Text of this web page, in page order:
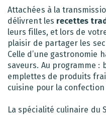
Attachées à la
délivrent les recettes
leurs filles, et lors de
plaisir de partager les
Celle d’une gastronomie
saveurs. Au programme :
emplettes de produits
cuisine pour la confection
La spécialité culinaire du